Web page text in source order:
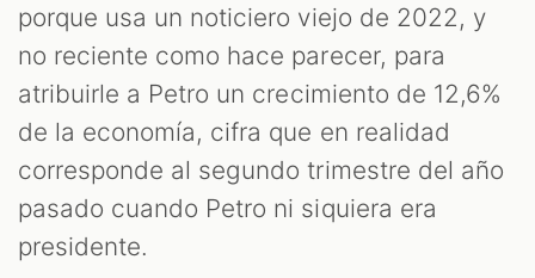
porque usa un noticiero viejo de 2022, y
no reciente como hace parecer, para
atribuirle a Petro un crecimiento de 12,6%
de la economía, cifra que en realidad
corresponde al segundo trimestre del año
pasado cuando Petro ni siquiera era
presidente.